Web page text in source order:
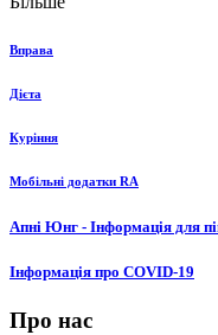
Вправа
Дієта
Куріння
Мобільні додатки RA
Апні Юнг - Інформація для
Інформація про COVID-19
Про нас